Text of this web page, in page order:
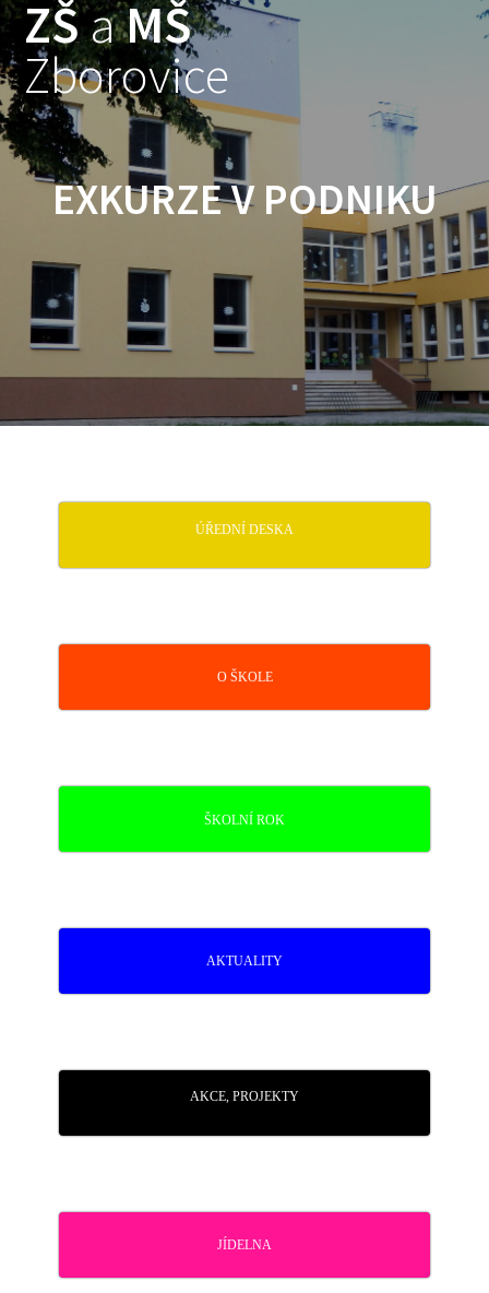
Skip
ZŠaMŠ
Zborovice
EXKURZE V PODNIKU
ÚŘEDNÍ DESKA
O ŠKOLE
ŠKOLNÍ ROK
AKTUALITY
AKCE, PROJEKTY
JÍDELNA